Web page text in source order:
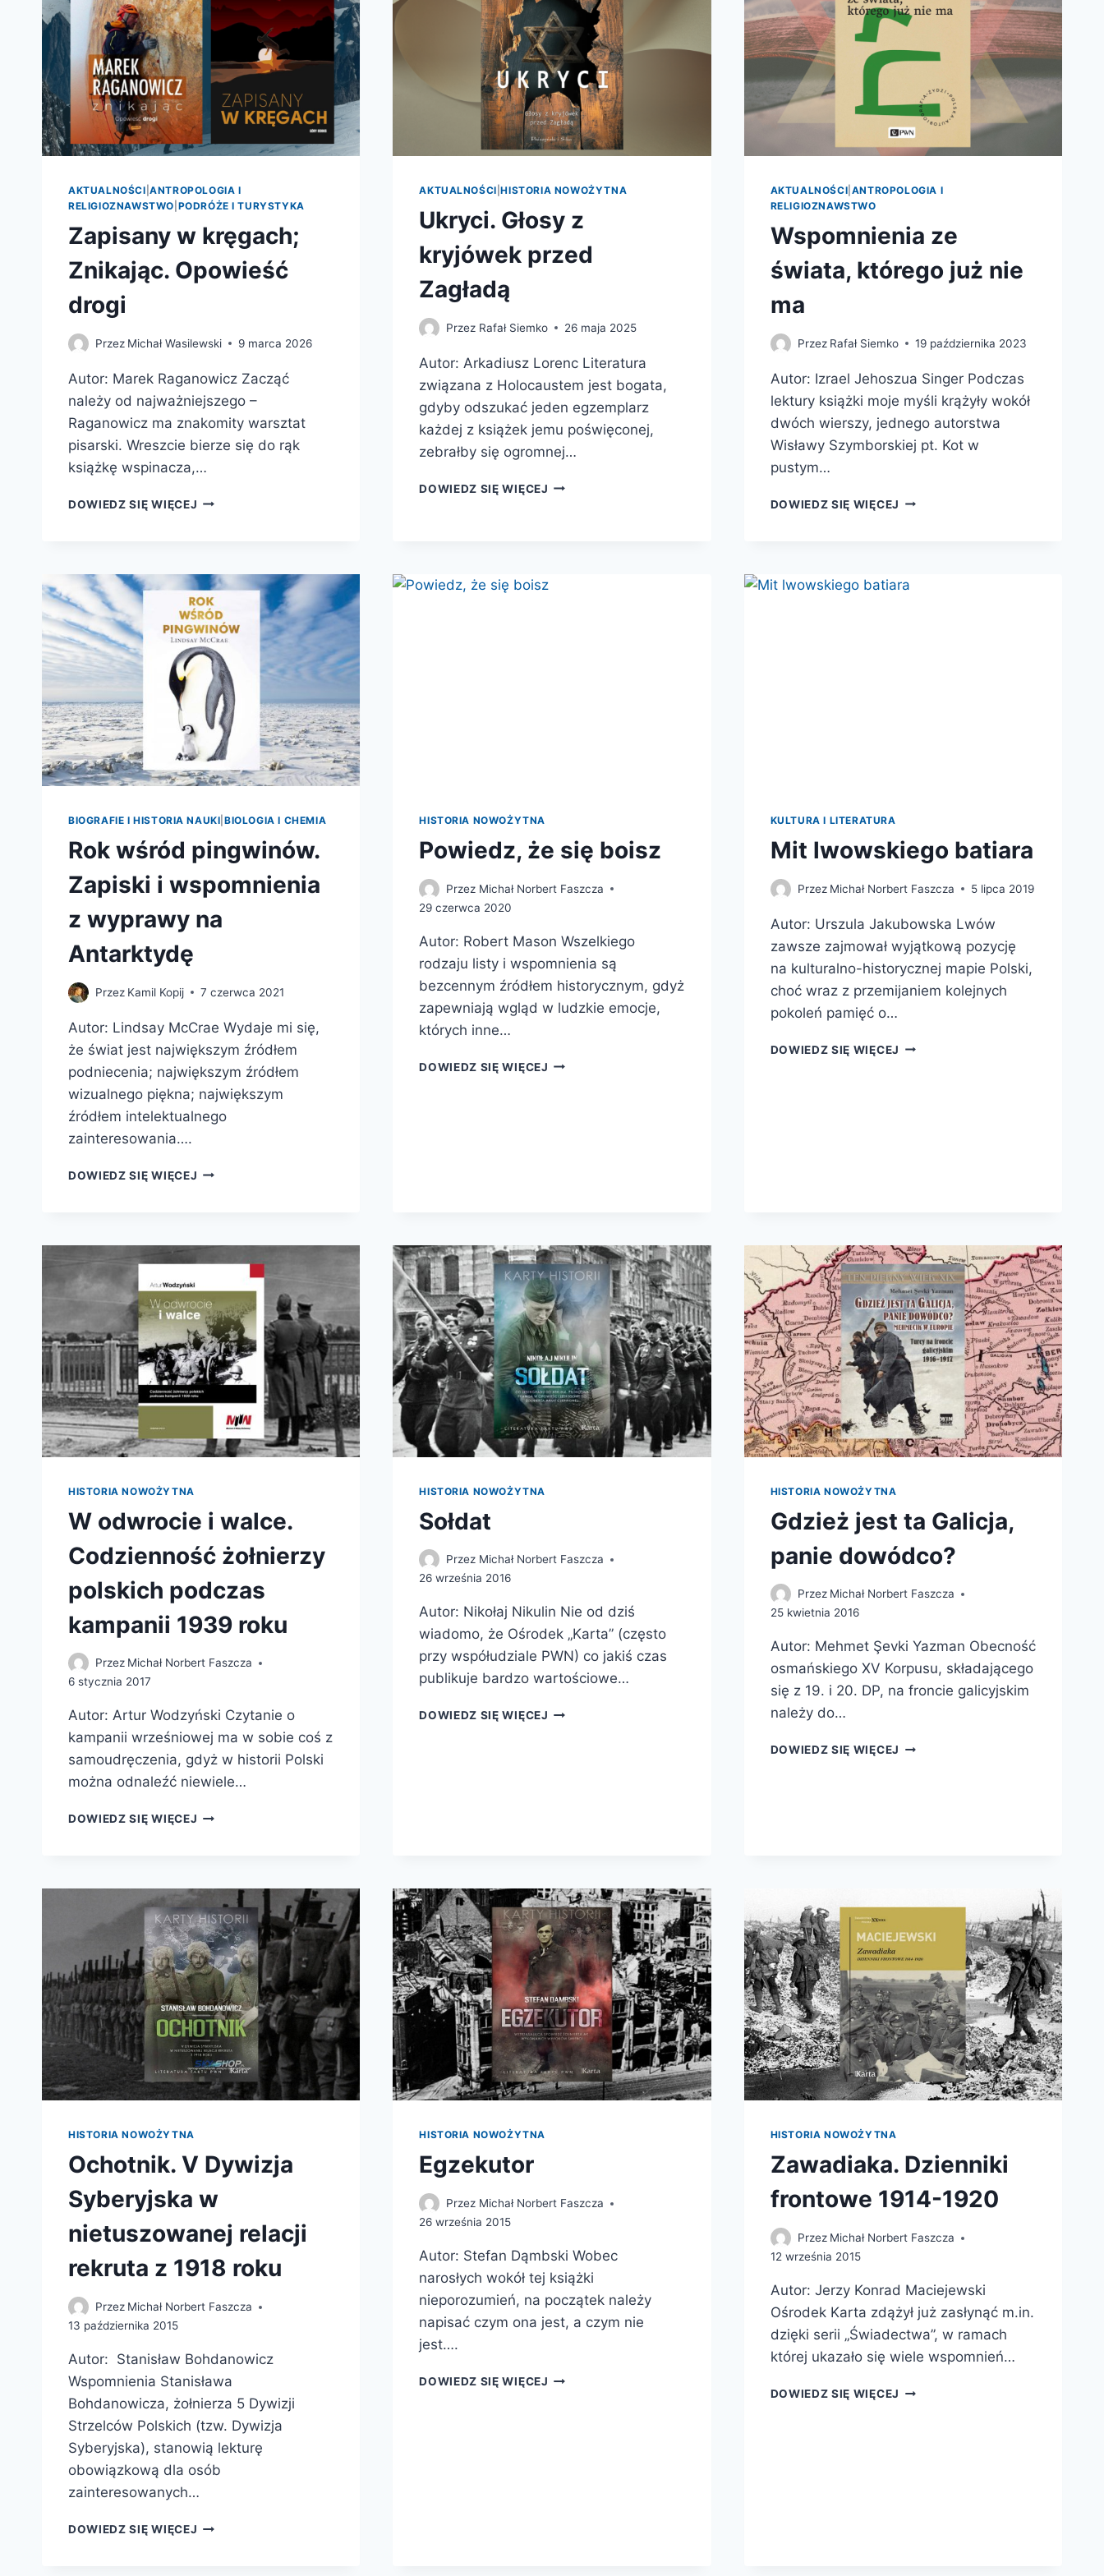
AKTUALNOŚCI |ANTROPOLOGIA I
RELIGIOZNAWSTWO PODRÓŻE I TURYSTYKA
Zapisany w kręgach;
Znikając. Opowieść
drogi
Przez Michał Wasilewski 9 marca 2026
Autor: Marek Raganowicz Zacząć
należy od najważniejszego –
Raganowicz ma znakomity warsztat
pisarski. Wreszcie bierze się do rąk
książkę wspinacza,…
DOWIEDZ SIĘ WIĘCEJ ZAPISANY
DROGI
AKTUALNOŚCI |HISTORIA NOWOŻYTNA
Ukryci. Głosy z
kryjówek przed
Zagładą
Przez Rafał Siemko 26 maja 2025
Autor: Arkadiusz Lorenc Literatura
związana z Holocaustem jest bogata,
gdyby odszukać jeden egzemplarz
każdej z książek jemu poświęconej,
zebrałby się ogromnej…
DOWIEDZ SIĘ WIĘCEJ UKRYCI.
AKTUALNOŚCI ANTROPOLOGIA I
RELIGIOZNAWSTWO
Wspomnienia ze
świata, którego już nie
ma
Przez Rafał Siemko 19 października 2023
Autor: Izrael Jehoszua Singer Podczas
lektury książki moje myśli krążyły wokół
dwóch wierszy, jednego autorstwa
Wisławy Szymborskiej pt. Kot w
pustym…
DOWIEDZ SIĘ WIĘCEJ WSPOMNIENIA
NIE
BIOGRAFIE I HISTORIA NAUKI |BIOLOGIA I CHEMIA
Rok wśród pingwinów.
Zapiski i wspomnienia
z wyprawy na
Antarktydę
Przez Kamil Kopij 7 czerwca 2021
Autor: Lindsay McCrae Wydaje mi się,
że świat jest największym źródłem
podniecenia; największym źródłem
wizualnego piękna; największym
źródłem intelektualnego
zainteresowania….
DOWIEDZ SIĘ WIĘCEJ ROK
WYPRAWY
NA
ANTARKTYDĘ
HISTORIA NOWOŻYTNA
Powiedz, że się boisz
Przez Michał Norbert Faszcza
29 czerwca 2020
Autor: Robert Mason Wszelkiego
rodzaju listy i wspomnienia są
bezcennym źródłem historycznym, gdyż
zapewniają wgląd w ludzkie emocje,
których inne…
DOWIEDZ SIĘ WIĘCEJ POWIEDZ,
KULTURA I LITERATURA
Mit lwowskiego batiara
Przez Michał Norbert Faszcza 5 lipca 2019
Autor: Urszula Jakubowska Lwów
zawsze zajmował wyjątkową pozycję
na kulturalno-historycznej mapie Polski,
choć wraz z przemijaniem kolejnych
pokoleń pamięć o…
DOWIEDZ SIĘ WIĘCEJ MIT
HISTORIA NOWOŻYTNA
W odwrocie i walce.
Codzienność żołnierzy
polskich podczas
kampanii 1939 roku
Przez Michał Norbert Faszcza
6 stycznia 2017
Autor: Artur Wodzyński Czytanie o
kampanii wrześniowej ma w sobie coś z
samoudręczenia, gdyż w historii Polski
można odnaleźć niewiele…
DOWIEDZ SIĘ WIĘCEJ W
ŻOŁNIERZY
POLSKICH
PODCZAS
KAMPANII
1939
ROKU
HISTORIA NOWOŻYTNA
Sołdat
Przez Michał Norbert Faszcza
26 września 2016
Autor: Nikołaj Nikulin Nie od dziś
wiadomo, że Ośrodek „Karta” (często
przy współudziale PWN) co jakiś czas
publikuje bardzo wartościowe…
DOWIEDZ SIĘ WIĘCEJ SOŁDAT
HISTORIA NOWOŻYTNA
Gdzież jest ta Galicja,
panie dowódco?
Przez Michał Norbert Faszcza
25 kwietnia 2016
Autor: Mehmet Şevki Yazman Obecność
osmańskiego XV Korpusu, składającego
się z 19. i 20. DP, na froncie galicyjskim
należy do…
DOWIEDZ SIĘ WIĘCEJ GDZIEŻ
HISTORIA NOWOŻYTNA
Ochotnik. V Dywizja
Syberyjska w
nietuszowanej relacji
rekruta z 1918 roku
Przez Michał Norbert Faszcza
13 października 2015
Autor: Stanisław Bohdanowicz
Wspomnienia Stanisława
Bohdanowicza, żołnierza 5 Dywizji
Strzelców Polskich (tzw. Dywizja
Syberyjska), stanowią lekturę
obowiązkową dla osób
zainteresowanych…
DOWIEDZ SIĘ WIĘCEJ OCHOTNIK.
HISTORIA NOWOŻYTNA
Egzekutor
Przez Michał Norbert Faszcza
26 września 2015
Autor: Stefan Dąmbski Wobec
narosłych wokół tej książki
nieporozumień, na początek należy
napisać czym ona jest, a czym nie
jest….
DOWIEDZ SIĘ WIĘCEJ EGZEKUTOR
HISTORIA NOWOŻYTNA
Zawadiaka. Dzienniki
frontowe 1914-1920
Przez Michał Norbert Faszcza
12 września 2015
Autor: Jerzy Konrad Maciejewski
Ośrodek Karta zdążył już zasłynąć m.in.
dzięki serii „Świadectwa”, w ramach
której ukazało się wiele wspomnień…
DOWIEDZ SIĘ WIĘCEJ ZAWADIAKA.